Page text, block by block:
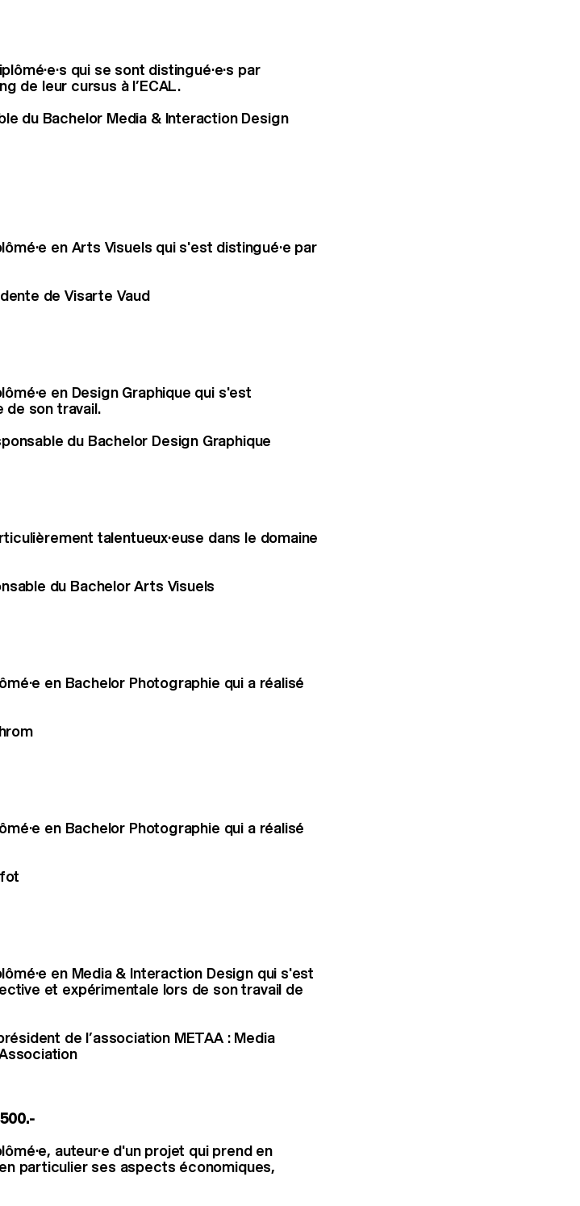
qui se sont distingué·e·s par
de leur cursus à l’ECAL.
du Bachelor Media & Interaction Design
en Arts Visuels qui s'est distingué·e par
de Visarte Vaud
en Design Graphique qui s'est
de son travail.
du Bachelor Design Graphique
talentueux·euse dans le domaine
du Bachelor Arts Visuels
en Bachelor Photographie qui a réalisé
en Bachelor Photographie qui a réalisé
en Media & Interaction Design qui s'est
et expérimentale lors de son travail de
de l’association METAA : Media
auteur·e d'un projet qui prend en
particulier ses aspects économiques,